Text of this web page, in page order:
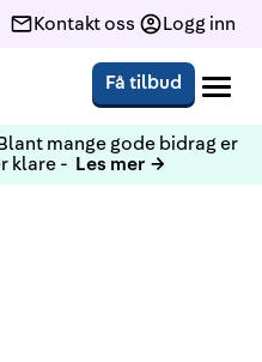
Kontakt oss Logg inn
Få tilbud
Blant mange gode bidrag er
klare -
Les mer →